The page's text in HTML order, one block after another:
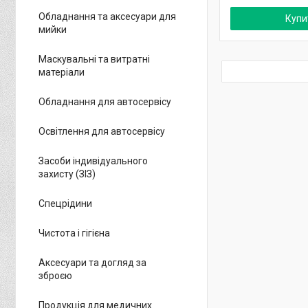
Обладнання та аксесуари для
мийки
Маскувальні та витратні
матеріали
Обладнання для автосервісу
Освітлення для автосервісу
Засоби індивідуального
захисту (ЗІЗ)
Спецрідини
Чистота і гігієна
Аксесуари та догляд за
зброєю
Продукція для медичних